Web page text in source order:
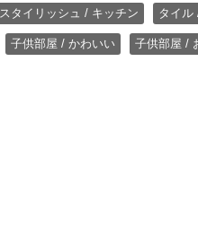
スタイリッシュ / キッチン タイル
子供部屋 / かわいい 子供部屋 /